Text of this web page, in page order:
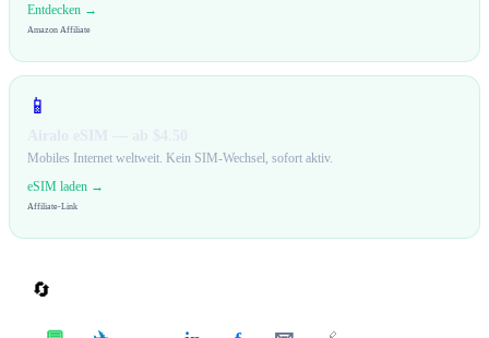
Entdecken →
Amazon Affiliate
📱
Mobiles Internet weltweit. Kein SIM-Wechsel, sofort aktiv.
eSIM laden →
Affiliate-Link
🔄